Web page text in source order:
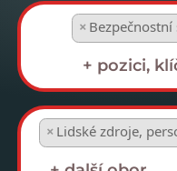
× Bezpečnostní
× Lidské zdroje,